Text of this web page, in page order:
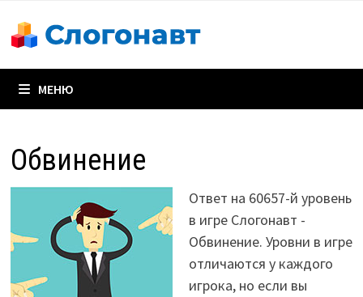
содержимому
МЕНЮ
Обвинение
Ответ на 60657-й уровень
в игре Слогонавт -
Обвинение. Уровни в игре
отличаются у каждого
игрока, но если вы